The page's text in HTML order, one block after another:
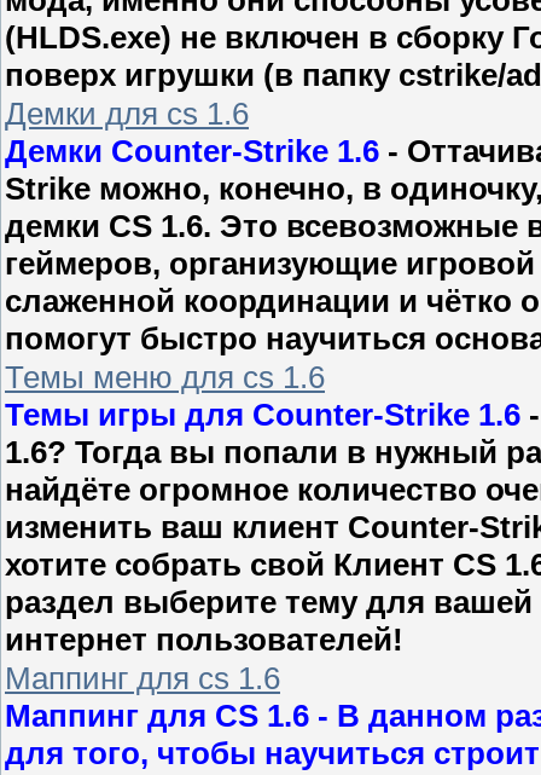
(HLDS.exe) не включен в сборку
поверх игрушки (в папку cstrike/
Демки для cs 1.6
Демки Counter-Strike 1.6 -
Strike можно, конечно, в
демки CS 1.6. Это
геймеров, организующие
слаженной координации и чётко
помогут быстро научиться
Темы меню для cs 1.6
Темы игры для Counter-Strike 1.6
1.6? Тогда вы попали в нужный
найдёте огромное количество
изменить ваш клиент Counter-
хотите собрать свой Клиент CS
раздел выберите тему для
интернет пользователей!
Маппинг для cs 1.6
Маппинг для CS 1.6 - В данном
для того, чтобы научиться